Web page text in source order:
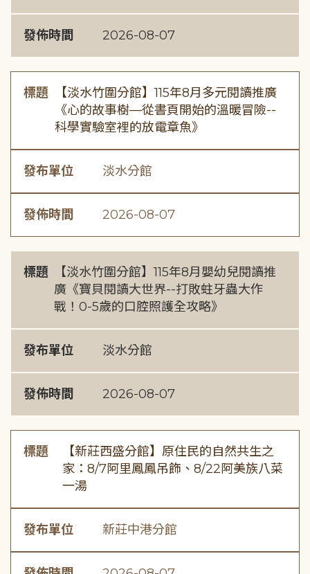
發佈時間 2026-08-07
標題
【淡水竹圍分館】115年8月多元閱讀推廣
《心的故事樹—從書頁開始的溫暖冒險--
科學實驗室裡的放電章魚》
發布單位 淡水分館
發佈時間 2026-08-07
標題
【淡水竹圍分館】115年8月嬰幼兒閱讀推
廣《寶貝閱讀大世界--打敗蛀牙蟲大作
戰！0-5歲的口腔照護全攻略》
發布單位 淡水分館
發佈時間 2026-08-07
標題
【新莊西盛分館】原住民的自然共生之
家：8/7阿里鳳鳳吊飾、8/22阿美族八菜
一湯
發布單位 新莊中港分館